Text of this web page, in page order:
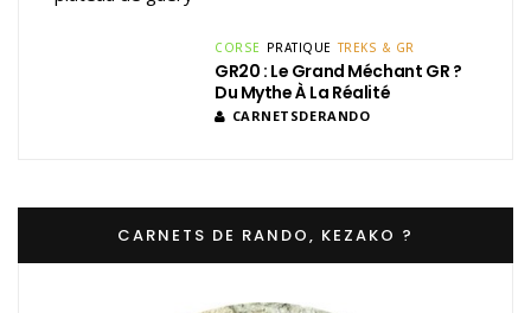
CORSE PRATIQUE TREKS & GR
GR20 : Le Grand Méchant GR ?
Du Mythe À La Réalité
CARNETSDERANDO
CARNETS DE RANDO, KEZAKO ?